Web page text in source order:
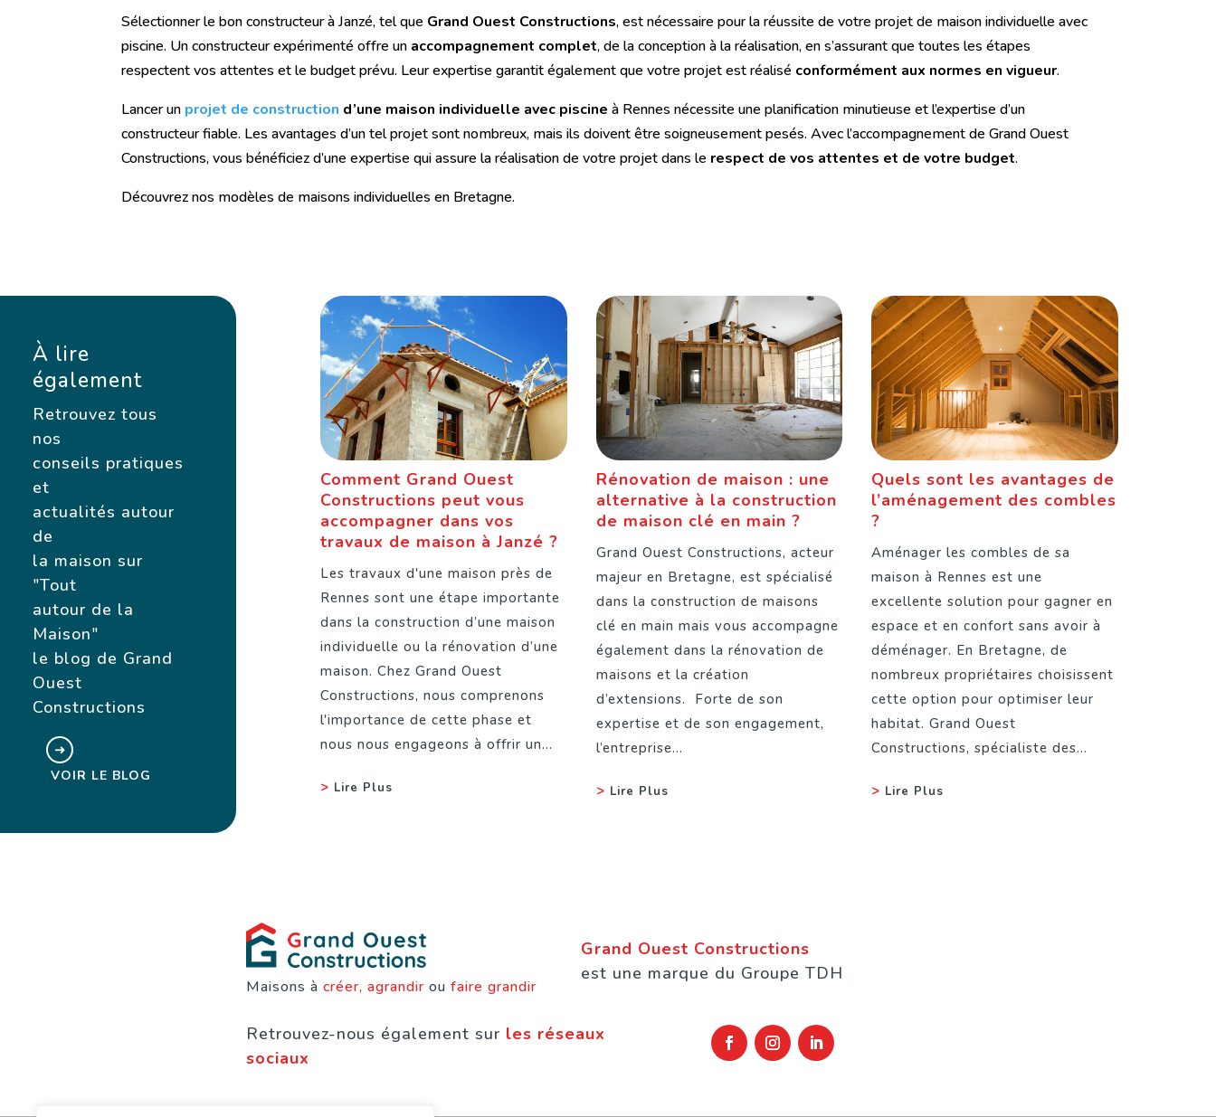
Sélectionner le bon constructeur à Janzé, tel que Grand Ouest Constructions, est nécessaire pour la réussite de votre projet de maison individuelle avec
piscine. Un constructeur expérimenté offre un accompagnement complet, de la conception à la réalisation, en s’assurant que toutes les étapes
respectent vos attentes et le budget prévu. Leur expertise garantit également que votre projet est réalisé conformément aux normes en vigueur.
Lancer un projet de construction d’une maison individuelle avec piscine à Rennes nécessite une planification minutieuse et l’expertise d’un
constructeur fiable. Les avantages d’un tel projet sont nombreux, mais ils doivent être soigneusement pesés. Avec l’accompagnement de Grand Ouest
Constructions, vous bénéficiez d’une expertise qui assure la réalisation de votre projet dans le respect de vos attentes et de votre budget.
Découvrez nos modèles de maisons individuelles en Bretagne.
À lire
également
Retrouvez tous
nos
conseils pratiques
et
actualités autour
de
la maison sur
"Tout
autour de la
Maison"
le blog de Grand
Ouest
Constructions
➜
VOIR LE BLOG
Comment Grand Ouest
Constructions peut vous
accompagner dans vos
travaux de maison à Janzé ?
Les travaux d'une maison près de
Rennes sont une étape importante
dans la construction d’une maison
individuelle ou la rénovation d’une
maison. Chez Grand Ouest
Constructions, nous comprenons
l'importance de cette phase et
nous nous engageons à offrir un...
Lire Plus
Rénovation de maison : une
alternative à la construction
de maison clé en main ?
Grand Ouest Constructions, acteur
majeur en Bretagne, est spécialisé
dans la construction de maisons
clé en main mais vous accompagne
également dans la rénovation de
maisons et la création
d’extensions. Forte de son
expertise et de son engagement,
l’entreprise...
Lire Plus
Quels sont les avantages de
l’aménagement des combles
?
Aménager les combles de sa
maison à Rennes est une
excellente solution pour gagner en
espace et en confort sans avoir à
déménager. En Bretagne, de
nombreux propriétaires choisissent
cette option pour optimiser leur
habitat. Grand Ouest
Constructions, spécialiste des...
Lire Plus
Maisons à créer, agrandir ou faire grandir
Grand Ouest Constructions
est une marque du Groupe TDH
Retrouvez-nous également sur les réseaux
sociaux